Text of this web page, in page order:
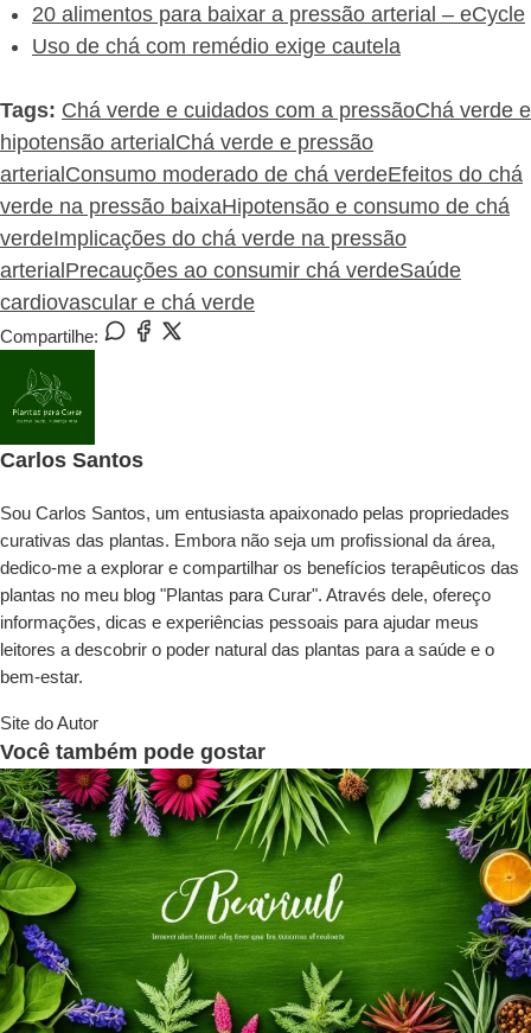
20 alimentos para baixar a pressão arterial – eCycle
Uso de chá com remédio exige cautela
Tags: Chá verde e cuidados com a pressãoChá verde e
hipotensão arterialChá verde e pressão
arterialConsumo moderado de chá verdeEfeitos do chá
verde na pressão baixaHipotensão e consumo de chá
verdeImplicações do chá verde na pressão
arterialPrecauções ao consumir chá verdeSaúde
cardiovascular e chá verde
Compartilhe:
Carlos Santos
Sou Carlos Santos, um entusiasta apaixonado pelas propriedades
curativas das plantas. Embora não seja um profissional da área,
dedico-me a explorar e compartilhar os benefícios terapêuticos das
plantas no meu blog "Plantas para Curar". Através dele, ofereço
informações, dicas e experiências pessoais para ajudar meus
leitores a descobrir o poder natural das plantas para a saúde e o
bem-estar.
Site do Autor
Você também pode gostar